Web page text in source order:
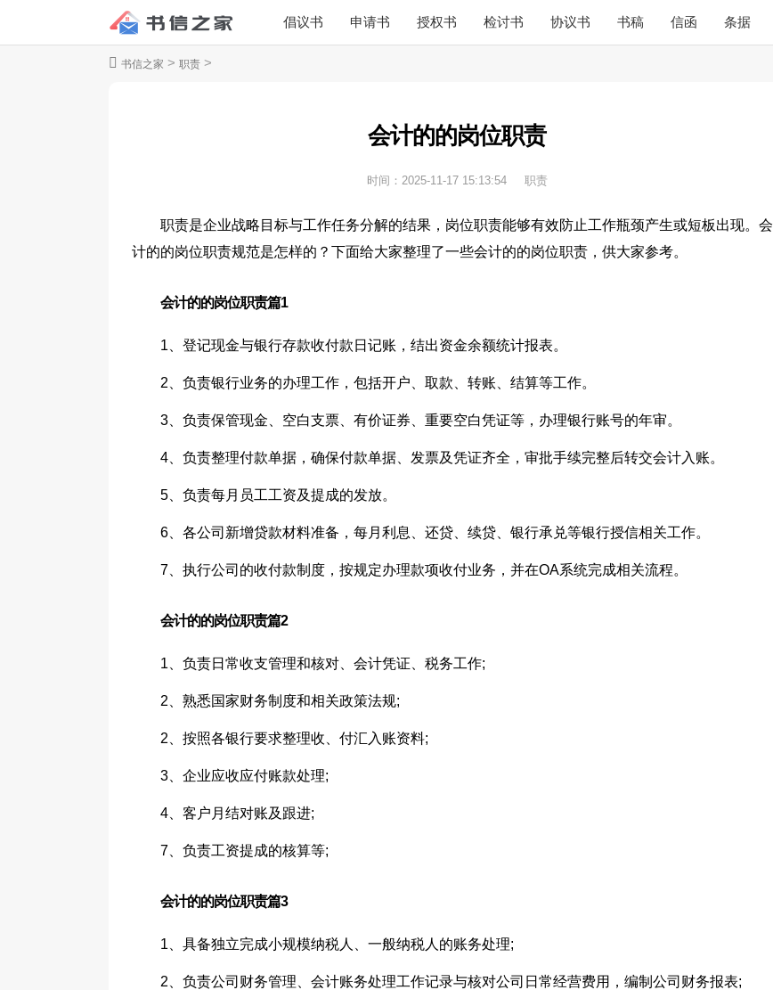
倡议书 申请书 授权书 检讨书 协议书 书稿 信函 条据
书信之家 > 职责 >
会计的的岗位职责
时间： 2025-11-17 15:13:54 职责
职责是企业战略目标与工作任务分解的结果，岗位职责能够有效防止工作瓶颈产生或短板出现。会
计的的岗位职责规范是怎样的？下面给大家整理了一些会计的的岗位职责，供大家参考。
会计的的岗位职责篇1
1、登记现金与银行存款收付款日记账，结出资金余额统计报表。
2、负责银行业务的办理工作，包括开户、取款、转账、结算等工作。
3、负责保管现金、空白支票、有价证券、重要空白凭证等，办理银行账号的年审。
4、负责整理付款单据，确保付款单据、发票及凭证齐全，审批手续完整后转交会计入账。
5、负责每月员工工资及提成的发放。
6、各公司新增贷款材料准备，每月利息、还贷、续贷、银行承兑等银行授信相关工作。
7、执行公司的收付款制度，按规定办理款项收付业务，并在OA系统完成相关流程。
会计的的岗位职责篇2
1、负责日常收支管理和核对、会计凭证、税务工作;
2、熟悉国家财务制度和相关政策法规;
2、按照各银行要求整理收、付汇入账资料;
3、企业应收应付账款处理;
4、客户月结对账及跟进;
7、负责工资提成的核算等;
会计的的岗位职责篇3
1、具备独立完成小规模纳税人、一般纳税人的账务处理;
2、负责公司财务管理、会计账务处理工作记录与核对公司日常经营费用，编制公司财务报表;